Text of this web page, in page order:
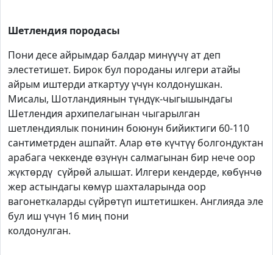
Шетлендия породасы
Пони десе айрымдар балдар минүүчү ат деп
элестетишет. Бирок бул породаны илгери атайы
айрым иштерди аткартуу үчүн колдонушкан.
Мисалы, Шотландиянын түндүк-чыгышындагы
Шетлендия архипелагынан чыгарылган
шетлендиялык понинин боюнун бийиктиги 60-110
сантиметрден ашпайт. Алар өтө күчтүү болгондуктан
арабага чеккенде өзүнүн салмагынан бир нече оор
жүктөрдү сүйрөй алышат. Илгери кендерде, көбүнчө
жер астындагы көмүр шахталарында оор
вагонеткаларды сүйрөтүп иштетишкен. Англияда эле
бул иш үчүн 16 миң пони
колдонулган.